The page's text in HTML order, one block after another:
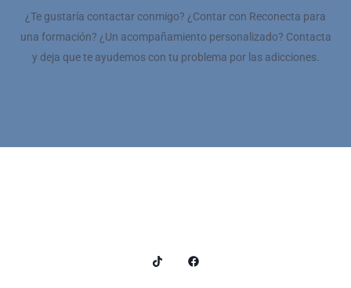
¿Te gustaría contactar conmigo? ¿Contar con Reconecta para
una formación? ¿Un acompañamiento personalizado? Contacta
y deja que te ayudemos con tu problema por las adicciones.